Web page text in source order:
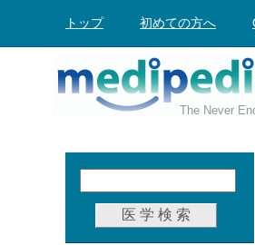
トップ 初めての方へ
The Never